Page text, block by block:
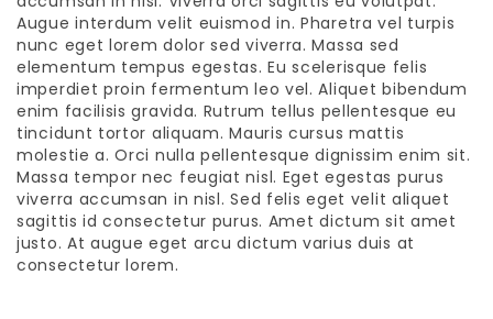
Augue interdum velit euismod in. Pharetra vel turpis
nunc eget lorem dolor sed viverra. Massa sed
elementum tempus egestas. Eu scelerisque felis
imperdiet proin fermentum leo vel. Aliquet bibendum
enim facilisis gravida. Rutrum tellus pellentesque eu
tincidunt tortor aliquam. Mauris cursus mattis
molestie a. Orci nulla pellentesque dignissim enim sit.
Massa tempor nec feugiat nisl. Eget egestas purus
viverra accumsan in nisl. Sed felis eget velit aliquet
sagittis id consectetur purus. Amet dictum sit amet
justo. At augue eget arcu dictum varius duis at
consectetur lorem.